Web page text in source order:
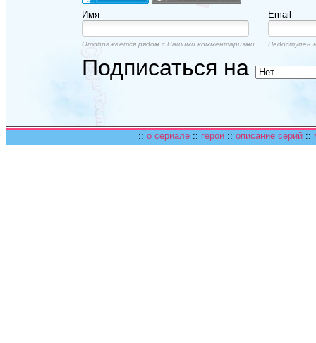
Имя Email
Отображается рядом с Вашими комментариями Недоступен
Подписаться на
:: о сериале :: герои :: описание серий ::